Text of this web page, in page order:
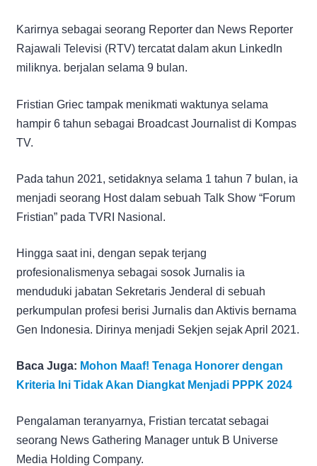
Karirnya sebagai seorang Reporter dan News Reporter
Rajawali Televisi (RTV) tercatat dalam akun LinkedIn
miliknya. berjalan selama 9 bulan.
Fristian Griec tampak menikmati waktunya selama
hampir 6 tahun sebagai Broadcast Journalist di Kompas
TV.
Pada tahun 2021, setidaknya selama 1 tahun 7 bulan, ia
menjadi seorang Host dalam sebuah Talk Show “Forum
Fristian” pada TVRI Nasional.
Hingga saat ini, dengan sepak terjang
profesionalismenya sebagai sosok Jurnalis ia
menduduki jabatan Sekretaris Jenderal di sebuah
perkumpulan profesi berisi Jurnalis dan Aktivis bernama
Gen Indonesia. Dirinya menjadi Sekjen sejak April 2021.
Baca Juga: Mohon Maaf! Tenaga Honorer dengan
Kriteria Ini Tidak Akan Diangkat Menjadi PPPK 2024
Pengalaman teranyarnya, Fristian tercatat sebagai
seorang News Gathering Manager untuk B Universe
Media Holding Company.